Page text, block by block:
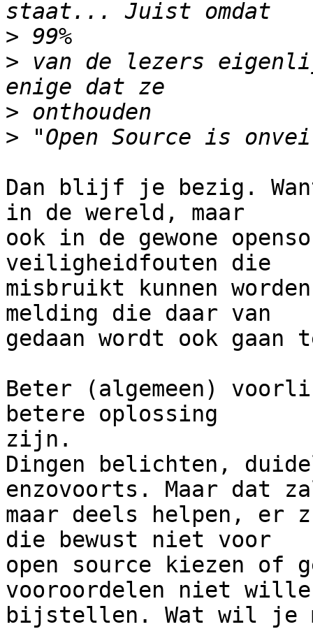
>
> van de lezers
>
>
Dan blijf je bezig.
in de wereld, maar
ook in de gewone
veiligheidfouten die
misbruikt kunnen
melding die daar van
gedaan wordt ook gaan
Beter (algemeen)
betere oplossing
zijn.
Dingen belichten,
enzovoorts. Maar dat
maar deels helpen, er
die bewust niet voor
open source kiezen of
vooroordelen niet
bijstellen. Wat wil je